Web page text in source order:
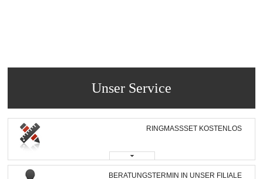
Unser Service
RINGMASSSET KOSTENLOS
BERATUNGSTERMIN IN UNSER FILIALE